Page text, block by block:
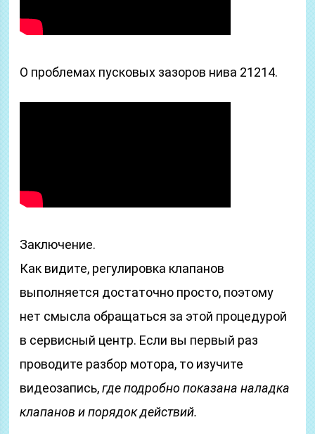
О проблемах пусковых зазоров нива 21214.
Заключение.
Как видите, регулировка клапанов
выполняется достаточно просто, поэтому
нет смысла обращаться за этой процедурой
в сервисный центр. Если вы первый раз
проводите разбор мотора, то изучите
видеозапись,где подробно показана наладка
клапанов и порядок действий.